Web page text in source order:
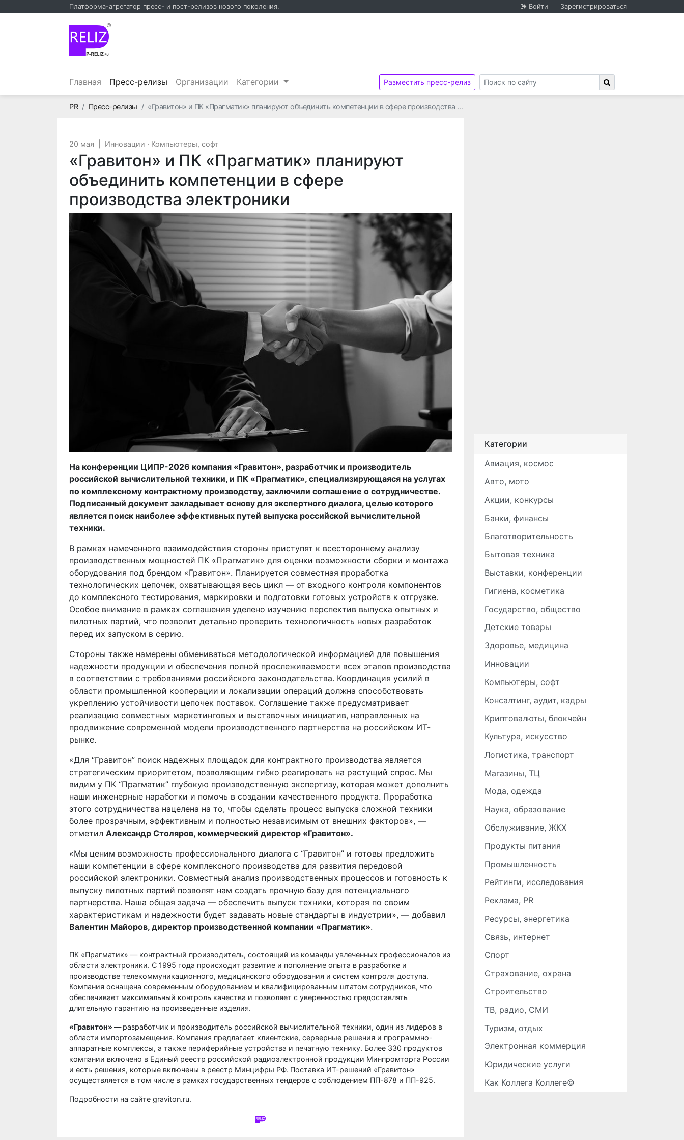
Платформа-агрегатор пресс- и пост-релизов нового поколения. Войти Зарегистрироваться
©
Главная Пресс-релизы (текущий)
Организации Категории Разместить пресс-релиз
PRГлавная
Пресс-релизы «Гравитон» и ПК «Прагматик» планируют объединить компетенции в сфере производства …
20 мая Инновации · Компьютеры, софт
«Гравитон» и ПК «Прагматик» планируют
объединить компетенции в сфере
производства электроники
На конференции ЦИПР-2026 компания «Гравитон», разработчик и производитель
российской вычислительной техники, и ПК «Прагматик», специализирующаяся на услугах
по комплексному контрактному производству, заключили соглашение о сотрудничестве.
Подписанный документ закладывает основу для экспертного диалога, целью которого
является поиск наиболее эффективных путей выпуска российской вычислительной
техники.
В рамках намеченного взаимодействия стороны приступят к всестороннему анализу
производственных мощностей ПК «Прагматик» для оценки возможности сборки и монтажа
оборудования под брендом «Гравитон». Планируется совместная проработка
технологических цепочек, охватывающая весь цикл — от входного контроля компонентов
до комплексного тестирования, маркировки и подготовки готовых устройств к отгрузке.
Особое внимание в рамках соглашения уделено изучению перспектив выпуска опытных и
пилотных партий, что позволит детально проверить технологичность новых разработок
перед их запуском в серию.
Стороны также намерены обмениваться методологической информацией для повышения
надежности продукции и обеспечения полной прослеживаемости всех этапов производства
в соответствии с требованиями российского законодательства. Координация усилий в
области промышленной кооперации и локализации операций должна способствовать
укреплению устойчивости цепочек поставок. Соглашение также предусматривает
реализацию совместных маркетинговых и выставочных инициатив, направленных на
продвижение современной модели производственного партнерства на российском ИТ-
рынке.
«Для “Гравитон” поиск надежных площадок для контрактного производства является
стратегическим приоритетом, позволяющим гибко реагировать на растущий спрос. Мы
видим у ПК “Прагматик” глубокую производственную экспертизу, которая может дополнить
наши инженерные наработки и помочь в создании качественного продукта. Проработка
этого сотрудничества нацелена на то, чтобы сделать процесс выпуска сложной техники
более прозрачным, эффективным и полностью независимым от внешних факторов», —
отметил Александр Столяров, коммерческий директор «Гравитон».
«Мы ценим возможность профессионального диалога с “Гравитон” и готовы предложить
наши компетенции в сфере комплексного производства для развития передовой
российской электроники. Совместный анализ производственных процессов и готовность к
выпуску пилотных партий позволят нам создать прочную базу для потенциального
партнерства. Наша общая задача — обеспечить выпуск техники, которая по своим
характеристикам и надежности будет задавать новые стандарты в индустрии», — добавил
Валентин Майоров, директор производственной компании «Прагматик».
ПК «Прагматик» — контрактный производитель, состоящий из команды увлеченных профессионалов из
области электроники. С 1995 года происходит развитие и пополнение опыта в разработке и
производстве телекоммуникационного, медицинского оборудования и систем контроля доступа.
Компания оснащена современным оборудованием и квалифицированным штатом сотрудников, что
обеспечивает максимальный контроль качества и позволяет с уверенностью предоставлять
длительную гарантию на произведенные изделия.
«Гравитон» —разработчик и производитель российской вычислительной техники, один из лидеров в
области импортозамещения. Компания предлагает клиентские, серверные решения и программно-
аппаратные комплексы, а также периферийные устройства и печатную технику. Более 330 продуктов
компании включено в Единый реестр российской радиоэлектронной продукции Минпромторга России
и есть решения, которые включены в реестр Минцифры РФ. Поставка ИТ-решений «Гравитон»
осуществляется в том числе в рамках государственных тендеров с соблюдением ПП-878 и ПП-925.
Подробности на сайте graviton.ru.
Категории
Авиация, космос
Авто, мото
Акции, конкурсы
Банки, финансы
Благотворительность
Бытовая техника
Выставки, конференции
Гигиена, косметика
Государство, общество
Детские товары
Здоровье, медицина
Инновации
Компьютеры, софт
Консалтинг, аудит, кадры
Криптовалюты, блокчейн
Культура, искусство
Логистика, транспорт
Магазины, ТЦ
Мода, одежда
Наука, образование
Обслуживание, ЖКХ
Продукты питания
Промышленность
Рейтинги, исследования
Реклама, PR
Ресурсы, энергетика
Связь, интернет
Спорт
Страхование, охрана
Строительство
ТВ, радио, СМИ
Туризм, отдых
Электронная коммерция
Юридические услуги
Как Коллега Коллеге©